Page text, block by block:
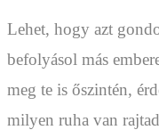
Lehet, hogy azt
befolyásol más
meg te is őszintén,
milyen ruha van